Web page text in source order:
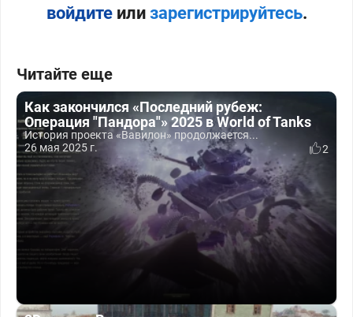
войдитеили зарегистрируйтесь.
Читайте еще
Как закончился «Последний рубеж:
Операция "Пандора"» 2025 в World of Tanks
История проекта «Вавилон» продолжается...
26 мая 2025 г.
2